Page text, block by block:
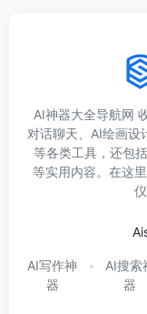
AI神器大全导航网
对话聊天、AI绘画设
等各类工具，还包
等实用内容。在这
AI写作神
器
AI搜索
器